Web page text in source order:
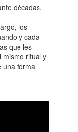
décadas,
los
y cada
que les
mismo ritual y
una forma